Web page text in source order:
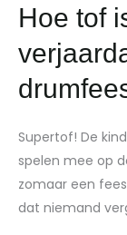
Hoe tof
Supertof! De
spelen mee op
zomaar een
dat niemand
Hoe
is
het
je
verjaardag
vieren